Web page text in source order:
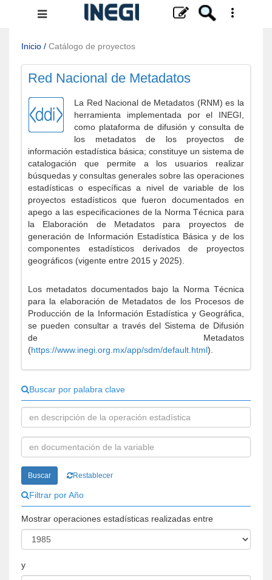
Menú
navegación
Inicio / Catálogo de proyectos
Red Nacional de Metadatos
La Red Nacional de Metadatos (RNM) es la
herramienta implementada por el INEGI,
como plataforma de difusión y consulta de
los metadatos de los proyectos de
información estadística básica; constituye un sistema de
catalogación que permite a los usuarios realizar
búsquedas y consultas generales sobre las operaciones
estadísticas o específicas a nivel de variable de los
proyectos estadísticos que fueron documentados en
apego a las especificaciones de la Norma Técnica para
la Elaboración de Metadatos para proyectos de
generación de Información Estadística Básica y de los
componentes estadísticos derivados de proyectos
geográficos (vigente entre 2015 y 2025).
Los metadatos documentados bajo la Norma Técnica
para la elaboración de Metadatos de los Procesos de
Producción de la Información Estadística y Geográfica,
se pueden consultar a través del Sistema de Difusión
de Metadatos
(https://www.inegi.org.mx/app/sdm/default.html).
Buscar por palabra clave
Buscar Restablecer
Filtrar por Año
Mostrar operaciones estadísticas realizadas entre
y